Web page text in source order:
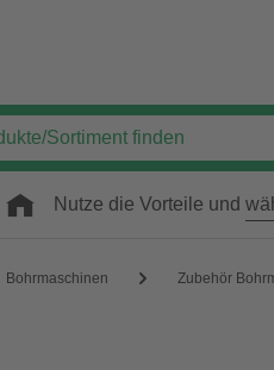
Nutze die Vorteile und
Bohrmaschinen Zubehör